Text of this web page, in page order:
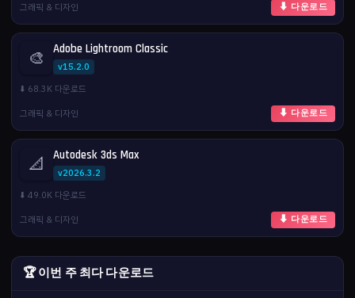
그래픽 & 디자인
⬇ 다운로드
🎨 Adobe Lightroom Classic
v15.2.0
⬇️ 68.3K 다운로드
그래픽 & 디자인
⬇ 다운로드
📐 Autodesk 3ds Max
v2026.3.2
⬇️ 49.0K 다운로드
그래픽 & 디자인
⬇ 다운로드
🏆 이번 주 최다 다운로드